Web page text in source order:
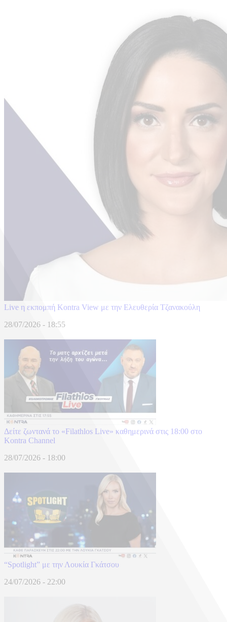
Live η εκπομπή Kontra View με την Ελευθερία Τζανακούλη
28/07/2026 - 18:55
Δείτε ζωντανά το «Filathlos Live» καθημερινά στις 18:00 στο
Kontra Channel
28/07/2026 - 18:00
“Spotlight” με την Λουκία Γκάτσου
24/07/2026 - 22:00